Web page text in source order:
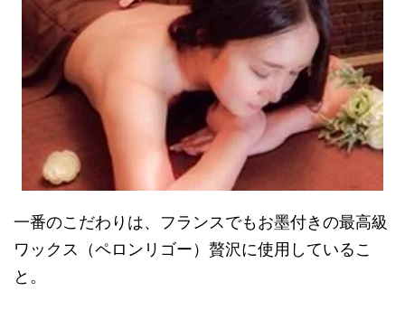
一番のこだわりは、フランスでもお墨付きの最高級
ワックス（ペロンリゴー）贅沢に使用しているこ
と。